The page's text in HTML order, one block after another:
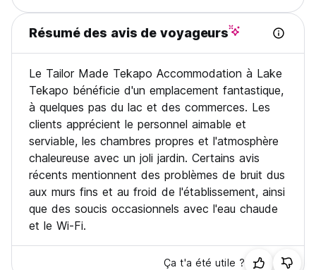
Résumé des avis de voyageurs
Le Tailor Made Tekapo Accommodation à Lake
Tekapo bénéficie d'un emplacement fantastique,
à quelques pas du lac et des commerces. Les
clients apprécient le personnel aimable et
serviable, les chambres propres et l'atmosphère
chaleureuse avec un joli jardin. Certains avis
récents mentionnent des problèmes de bruit dus
aux murs fins et au froid de l'établissement, ainsi
que des soucis occasionnels avec l'eau chaude
et le Wi-Fi.
Ça t'a été utile ?